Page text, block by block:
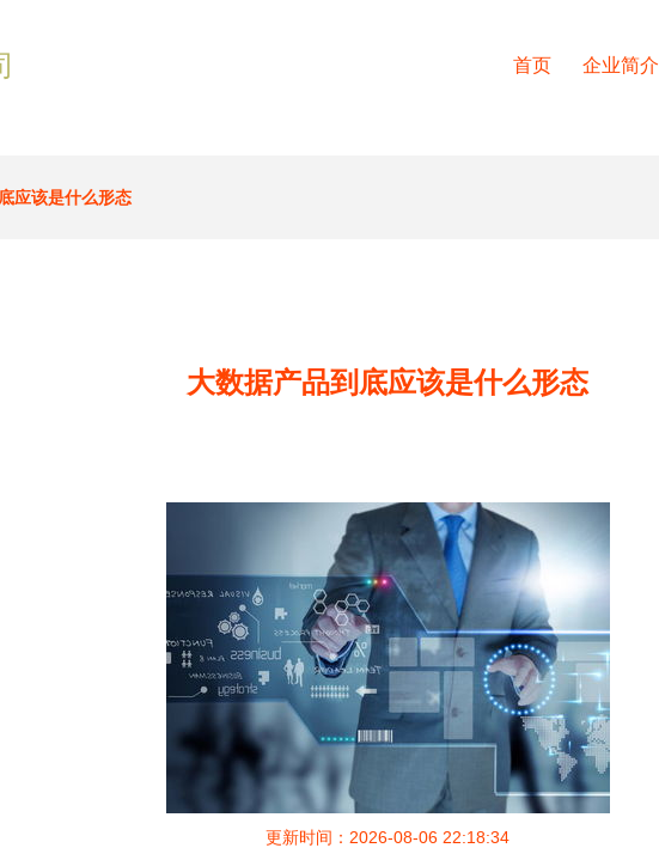
首页 企业简介
应该是什么形态
大数据产品到底应该是什么形态
更新时间：2026-08-06 22:18:34